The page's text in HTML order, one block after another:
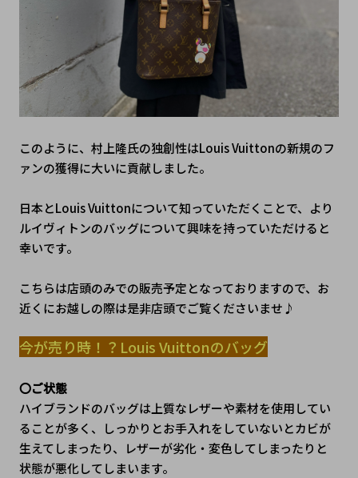
このように、村上隆氏の独創性はLouis Vuittonの新規のフ
ァンの獲得に大いに貢献しました。
日本とLouis Vuittonについて知っていただくことで、より
ルイヴィトンのバッグについて興味を持っていただけると
幸いです。
こちらは店頭のみでの販売予定となっておりますので、お
近くにお越しの際は是非店頭でご覧くださいませ♪
今が売り時！？Louis Vuittonのバッグ
〇ご状態
ハイブランドのバッグは上質なレザーや素材を使用してい
ることが多く、しっかりとお手入れをしていないとカビが
生えてしまったり、レザーが劣化・変色してしまったりと
状態が悪化してしまいます。